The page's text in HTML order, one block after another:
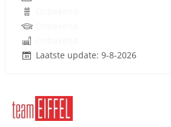
Laatste update: 9-8-2026